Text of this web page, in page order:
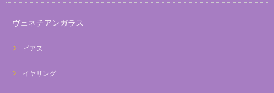
ヴェネチアンガラス
ピアス
イヤリング